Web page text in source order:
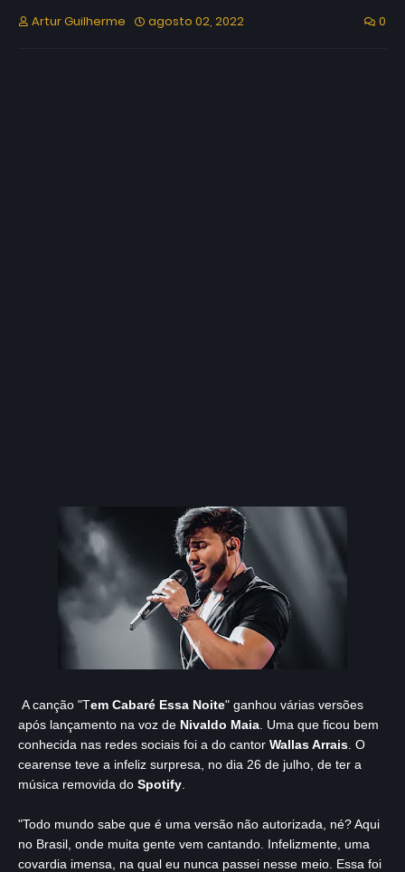
Artur Guilherme agosto 02, 2022 0
A canção "Tem Cabaré Essa Noite" ganhou várias versões
após lançamento na voz de Nivaldo Maia . Uma que ficou bem
conhecida nas redes sociais foi a do cantor Wallas Arrais . O
cearense teve a infeliz surpresa, no dia 26 de julho, de ter a
música removida do Spotify
"Todo mundo sabe que é uma versão não autorizada, né? Aqui
no Brasil, onde muita gente vem cantando. Infelizmente, uma
covardia imensa, na qual eu nunca passei nesse meio. Essa foi